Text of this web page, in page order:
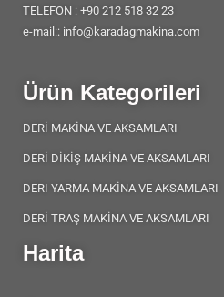
TELEFON : +90 212 518 32 23
e-mail:: info@karadagmakina.com
Ürün Kategorileri
DERİ MAKİNA VE AKSAMLARI
DERİ DİKİŞ MAKİNA VE AKSAMLARI
DERI YARMA MAKİNA VE AKSAMLARI
DERİ TRAŞ MAKİNA VE AKSAMLARI
Harita